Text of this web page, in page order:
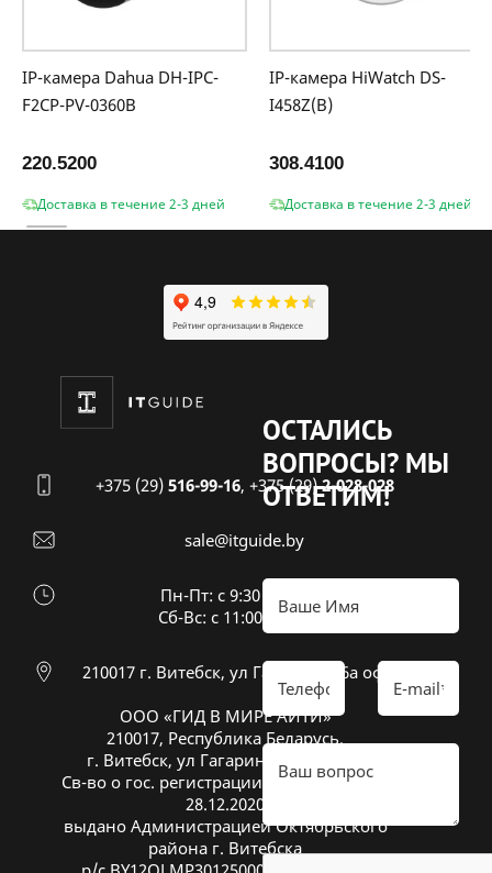
IP-камера Dahua DH-IPC-
F2CP-PV-0360B
220.5200
Доставка в течение 2-3 дней
IP-камера HiWatch DS-
I458Z(B)
308.4100
Доставка в течение 2-3 дней
+375 (29) 516-99-16, +375 (29)2-028-028
sale@itguide.by
Пн-Пт: с 9:30 до 18:30
Cб-Вс: с 11:00 до 16:00
210017 г. Витебск, ул Гагарина 26а оф 20
ООО «ГИД В МИРЕ АЙТИ»
210017, Республика Беларусь,
г. Витебск, ул Гагарина 26А, оф. 20
Св-во о гос. регистрации № 391833600 от
28.12.2020
выдано Администрацией Октябрьского
района г. Витебска
ОСТАЛИСЬ
ВОПРОСЫ? МЫ
ОТВЕТИМ!